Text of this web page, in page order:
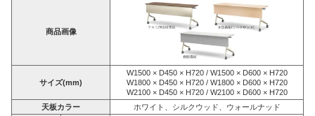
商品画像
サイズ(mm)
W1500 × D450 × H720 / W1500 × D600 × H720
W1800 × D450 × H720 / W1800 × D600 × H720
W2100 × D450 × H720 / W2100 × D600 × H720
天板カラー
ホワイト、シルクウッド、ウォールナッド